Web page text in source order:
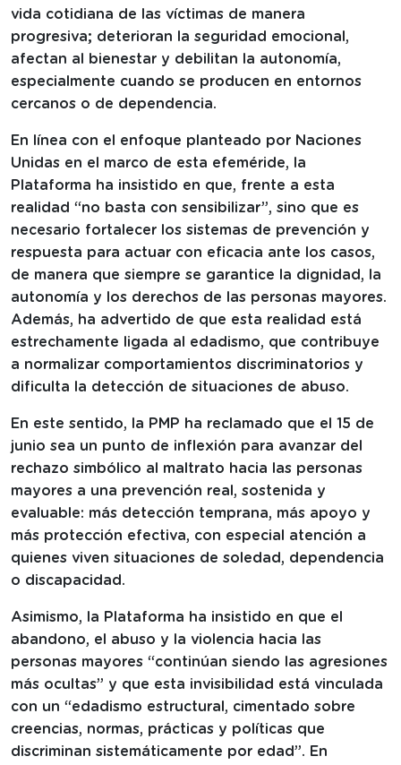
vida cotidiana de las víctimas de manera
progresiva; deterioran la seguridad emocional,
afectan al bienestar y debilitan la autonomía,
especialmente cuando se producen en entornos
cercanos o de dependencia.
En línea con el enfoque planteado por Naciones
Unidas en el marco de esta efeméride, la
Plataforma ha insistido en que, frente a esta
realidad “no basta con sensibilizar”, sino que es
necesario fortalecer los sistemas de prevención y
respuesta para actuar con eficacia ante los casos,
de manera que siempre se garantice la dignidad, la
autonomía y los derechos de las personas mayores.
Además, ha advertido de que esta realidad está
estrechamente ligada al edadismo, que contribuye
a normalizar comportamientos discriminatorios y
dificulta la detección de situaciones de abuso.
En este sentido, la PMP ha reclamado que el 15 de
junio sea un punto de inflexión para avanzar del
rechazo simbólico al maltrato hacia las personas
mayores a una prevención real, sostenida y
evaluable: más detección temprana, más apoyo y
más protección efectiva, con especial atención a
quienes viven situaciones de soledad, dependencia
o discapacidad.
Asimismo, la Plataforma ha insistido en que el
abandono, el abuso y la violencia hacia las
personas mayores “continúan siendo las agresiones
más ocultas” y que esta invisibilidad está vinculada
con un “edadismo estructural, cimentado sobre
creencias, normas, prácticas y políticas que
discriminan sistemáticamente por edad”. En